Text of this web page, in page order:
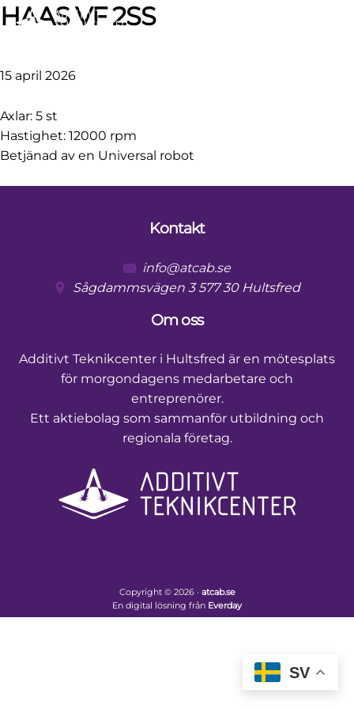
Skip
to
Skip
to
Skip
to
Skip
to
HAAS VF 2SS
15 april 2026
Axlar: 5 st
Hastighet: 12000 rpm
Betjänad av en Universal robot
Footer
Kontakt
info@atcab.se
Sågdammsvägen 3 577 30 Hultsfred
Om oss
Additivt Teknikcenter i Hultsfred är en mötesplats
för morgondagens medarbetare och
entreprenörer.
Ett aktiebolag som sammanför utbildning och
regionala företag.
Copyright © 2026 · atcab.se
En digital lösning från Everday
SV